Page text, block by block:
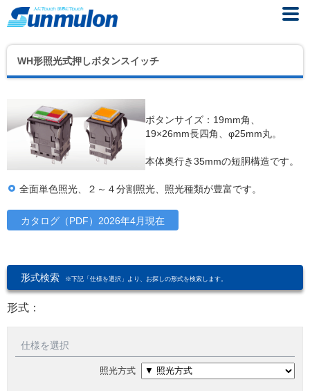
WH形照光式押しボタンスイッチ
ボタンサイズ：19mm角、
19×26mm長四角、φ25mm丸。
本体奥行き35mmの短胴構造です。
全面単色照光、２～４分割照光、照光種類が豊富です。
カタログ（PDF）2026年4月現在
形式検索 ※下記「仕様を選択」より、お探しの形式を検索します。
形式：
仕様を選択
照光方式